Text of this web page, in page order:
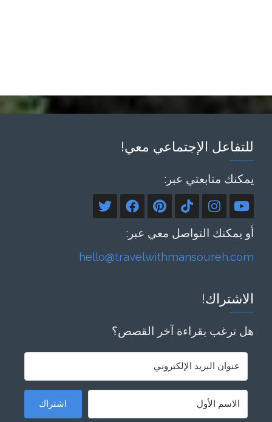
للتفاعل الإجتماعي معي!
يمكنك متابعتي عبر:
أو يمكنك التواصل معي عبر:
hello@travelwithmansoureh.com
الاشتراك!
هل ترغب بقراءة آخر القصص؟
اشتراك